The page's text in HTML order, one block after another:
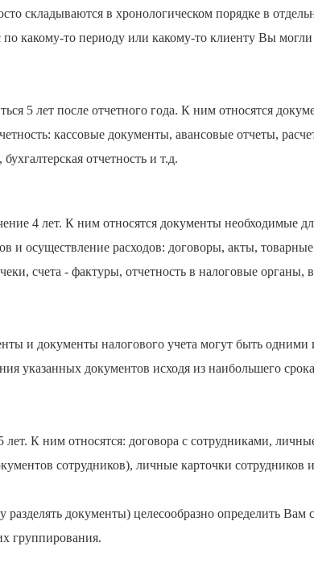
складываются в хронологическом порядке в
какому-то периоду или какому-то клиенту Вы
5 лет после отчетного года. К ним относятся
кассовые документы, авансовые отчеты,
отчетность и т.д.
4 лет. К ним относятся документы необходимые
и осуществление расходов: договоры, акты,
счета - фактуры, отчетность в налоговые
и документы налогового учета могут быть одними
указанных документов исходя из наибольшего
лет. К ним относятся: договора с сотрудниками,
сотрудников), личные карточки сотрудников
документы) целесообразно определить Вам
группирования.